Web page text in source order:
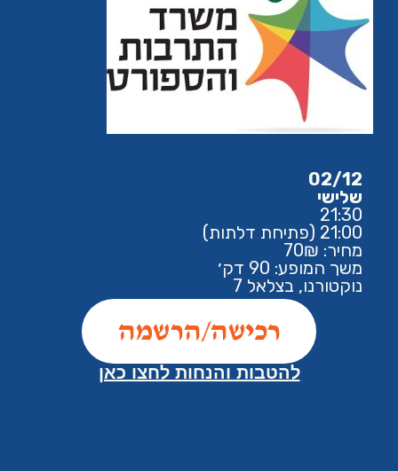
02/12
שלישי
21:30
21:00 (פתיחת דלתות)
מחיר: 70₪
משך המופע: 90 דק׳
נוקטורנו, בצלאל 7
רכישה/הרשמה
להטבות והנחות לחצו כאן